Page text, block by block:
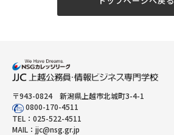
〒943-0824 新潟県上越市北城町3-4-1
0800-170-4511
TEL： 025-522-4511
MAIL： jjc@nsg.gr.jp